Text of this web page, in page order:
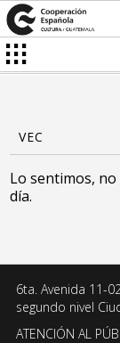
Lo sentimos,
día.
6ta. Avenida 11-
segundo nivel
ATENCIÓN AL